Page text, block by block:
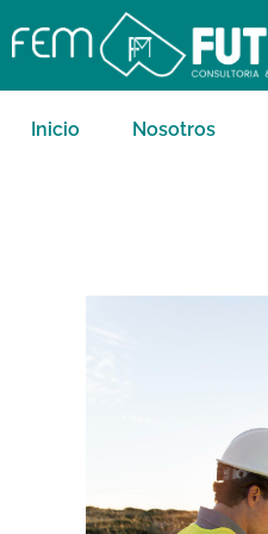
Inicio Nosotros